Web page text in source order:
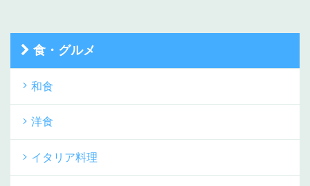
食・グルメ
和食
洋食
イタリア料理